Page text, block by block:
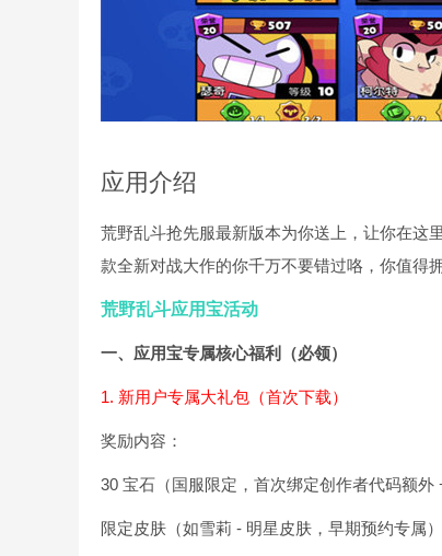
应用介绍
荒野乱斗抢先服最新版本为你送上，让你在这
款全新对战大作的你千万不要错过咯，你值得拥
荒野乱斗应用宝活动
一、应用宝专属核心福利（必领）
1. 新用户专属大礼包（首次下载）
奖励内容：
30 宝石（国服限定，首次绑定创作者代码额外
限定皮肤（如雪莉 - 明星皮肤，早期预约专属）